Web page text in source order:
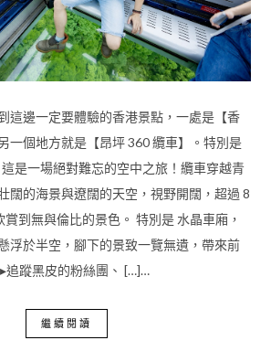
這邊一定要體驗的香港景點，一處是【香
一個地方就是【昂坪 360 纜車】。特別是
是一場絕對難忘的空中之旅！纜車穿越青
闊的海景與遼闊的天空，視野開闊，超過 8
到無與倫比的景色。 特別是 水晶車廂，
浮於半空，腳下的景致一覽無遺，帶來前
追蹤黑皮的粉絲團、 […]…
繼續閱讀